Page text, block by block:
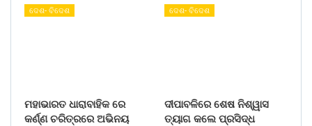
ଦେଶ- ବିଦେଶ
ମହାଭାରତ ଧାରାବାହିକ ରେ
କର୍ଣ୍ଣ ଚରିତ୍ରରେ ଅଭିନୟ
ଦେଶ- ବିଦେଶ
ଦୀପାବଳିରେ ଶେଷ ନିଶ୍ୱାସ
ତ୍ୟାଗ କଲେ ପ୍ରସିଦ୍ଧ